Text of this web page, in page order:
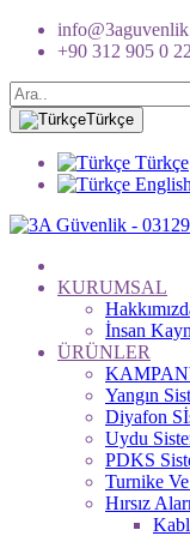
+90 312 905 0
Türkçe
Türkçe
English
KURUMSAL
İnsan
ÜRÜNLER
Yangın
Diyafon
Uydu
PDKS
Turnike
Hırsız